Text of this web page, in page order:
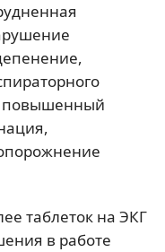
повышенный
таблеток на ЭКГ
в работе